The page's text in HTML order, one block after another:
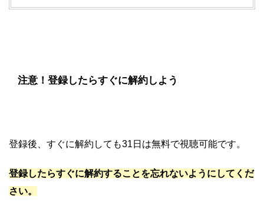
注意！登録したらすぐに解約しよう
登録後、すぐに解約しても31日は無料で視聴可能です。
登録したらすぐに解約することを忘れないようにしてくだ
さい。